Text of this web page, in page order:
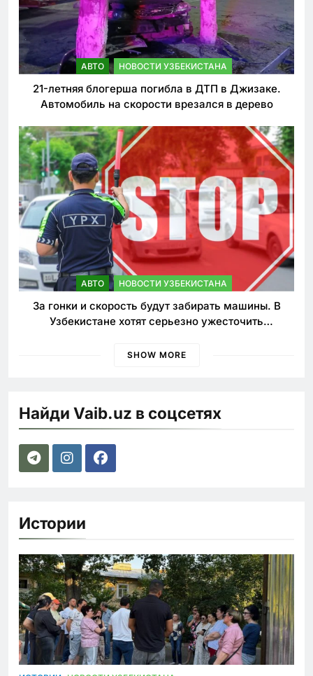
АВТО НОВОСТИ УЗБЕКИСТАНА
21-летняя блогерша погибла в ДТП в Джизаке.
Автомобиль на скорости врезался в дерево
АВТО НОВОСТИ УЗБЕКИСТАНА
За гонки и скорость будут забирать машины. В
Узбекистане хотят серьезно ужесточить
SHOW MORE
Найди Vaib.uz в соцсетях
Истории